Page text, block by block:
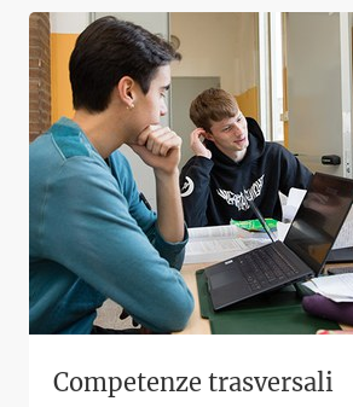
Competenze trasversali